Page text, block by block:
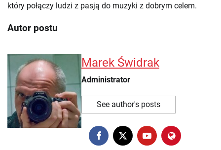
który połączy ludzi z pasją do muzyki z dobrym celem.
Autor postu
Marek Świdrak
Administrator
See author's posts